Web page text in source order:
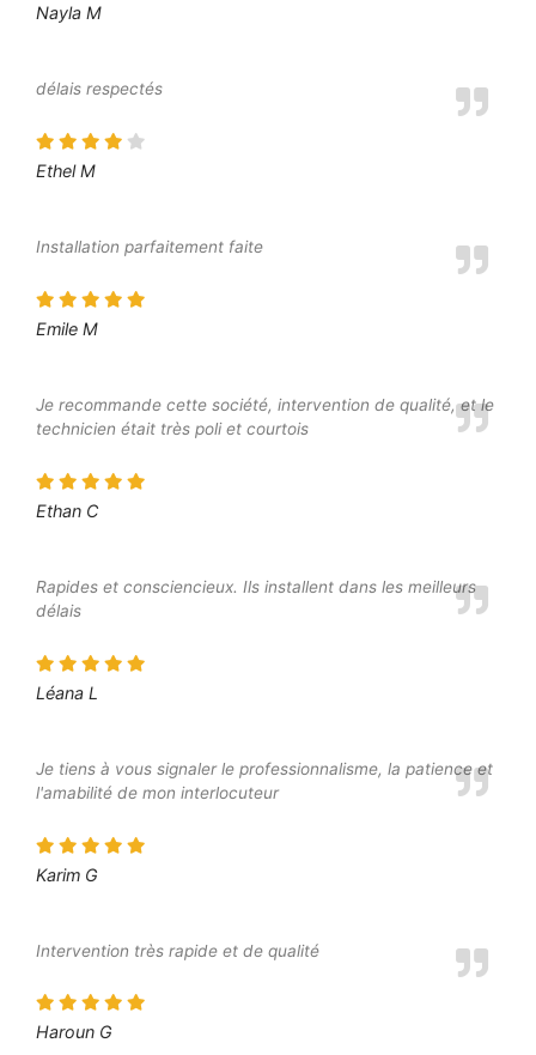
Nayla M
délais respectés
Ethel M
Installation parfaitement faite
Emile M
Je recommande cette société, intervention de qualité, et le
technicien était très poli et courtois
Ethan C
Rapides et consciencieux. Ils installent dans les meilleurs
délais
Léana L
Je tiens à vous signaler le professionnalisme, la patience et
l'amabilité de mon interlocuteur
Karim G
Intervention très rapide et de qualité
Haroun G